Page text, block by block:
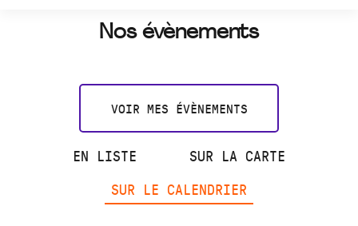
Nos évènements
VOIR MES ÉVÈNEMENTS
EN LISTE
SUR LA CARTE
SUR LE CALENDRIER